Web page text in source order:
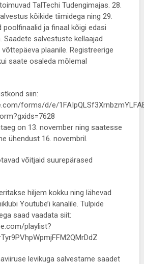
TalTechi Tudengimajas. 28.
kõikide tiimidega ning 29.
ja finaal kõigi edasi
Saadete salvestuste kellaajad
plaanile. Registreerige
saate osaleda mõlemal
siin:
forms/d/e/
on 13. november ning saatesse
ühendust 16. novembril.
võitjaid suurepärased
hiljem kokku ning lähevad
Youtube’i kanalile. Tulpide
saad vaadata siit:
playlist?
levikuga salvestame saadet